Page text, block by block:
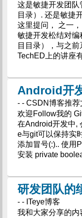
这是敏捷开发团队
目录）. 还是敏捷
这里提问， 之一
敏捷开发松结对
目目录），与之
TechED上的讲座
Android开
- - CSDN博客推荐
欢迎Follow我的
在Android开发中,
e与git可以保持实
添加冒号(:).. 使用
安装 private
研发团队的
- - ITeye博客
我和大家分享的